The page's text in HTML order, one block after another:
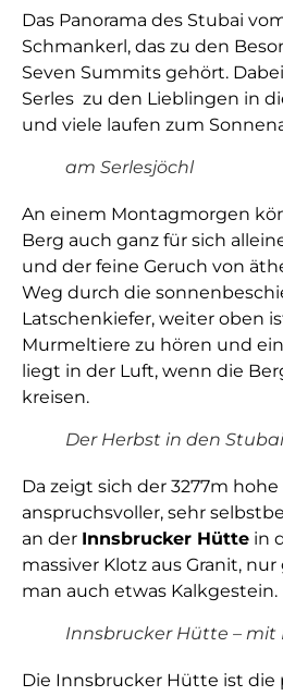
Das Panorama des Stubai
Schmankerl, das zu den
Seven Summits gehört.
Serles zu den Lieblingen in
und viele laufen zum
am Serlesjöchl
An einem Montagmorgen
Berg auch ganz für sich
und der feine Geruch von
Weg durch die
Latschenkiefer, weiter oben
Murmeltiere zu hören und
liegt in der Luft, wenn die
kreisen.
Der Herbst in den
Da zeigt sich der 3277m
anspruchsvoller, sehr
an der Innsbrucker Hütte in
massiver Klotz aus Granit,
man auch etwas Kalkgestein.
Innsbrucker Hütte – mit
Die Innsbrucker Hütte ist die